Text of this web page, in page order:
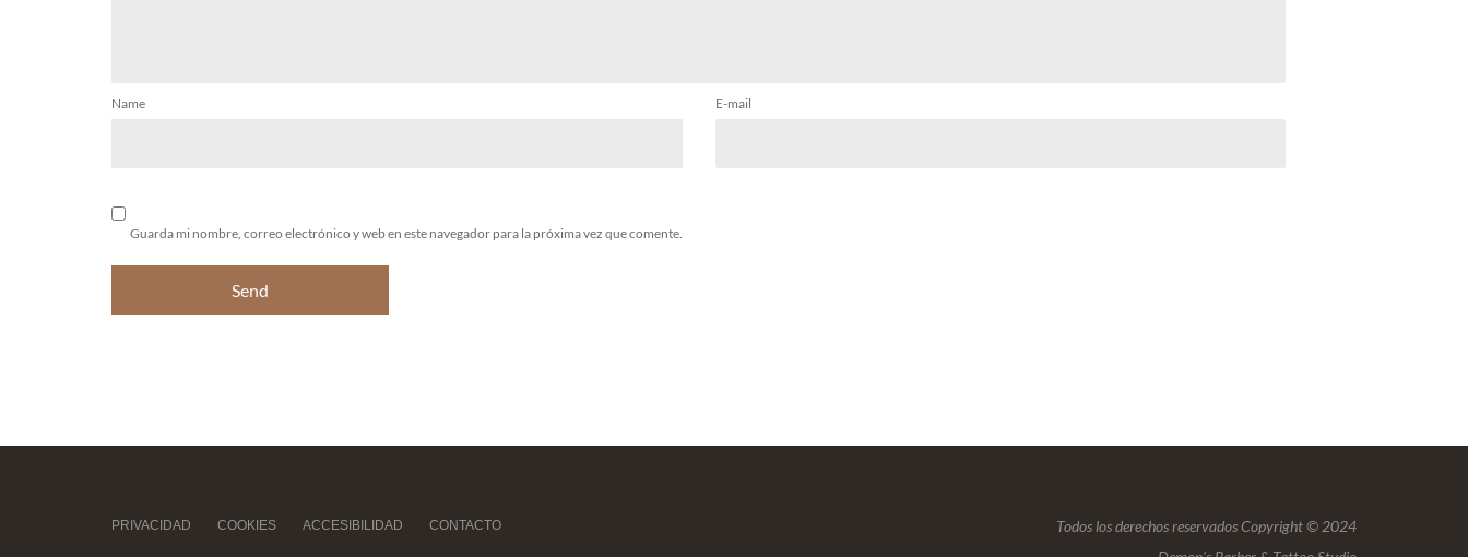
Name E-mail
Guarda mi nombre, correo electrónico y web en este navegador para la próxima vez que comente.
PRIVACIDAD COOKIES ACCESIBILIDAD CONTACTO
Todos los derechos reservados Copyright © 2024